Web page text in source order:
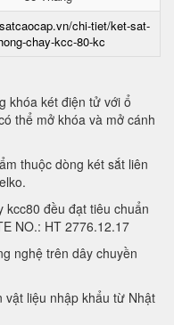
chi-tiet/ket-sat-
chay-kcc-80-kc
khóa két điện tử với ổ
thể mở khóa và mở cánh
thuộc dòng két sắt liên
kcc80 đều đạt tiêu chuẩn
NO.: HT 2776.12.17
nghệ trên dây chuyền
vật liệu nhập khẩu từ Nhật